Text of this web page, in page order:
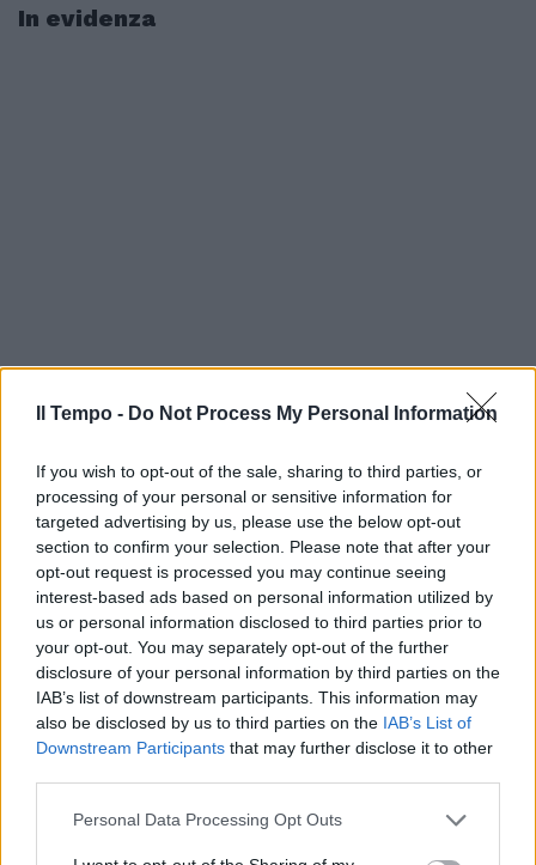
Il Tempo - Do Not Process My Personal Information
If you wish to opt-out of the sale, sharing to third parties, or
processing of your personal or sensitive information for
targeted advertising by us, please use the below opt-out
section to confirm your selection. Please note that after your
opt-out request is processed you may continue seeing
interest-based ads based on personal information utilized by
us or personal information disclosed to third parties prior to
your opt-out. You may separately opt-out of the further
disclosure of your personal information by third parties on the
IAB’s list of downstream participants. This information may
also be disclosed by us to third parties on the IAB’s List of
Downstream Participants that may further disclose it to other
Personal Data Processing Opt Outs
In evidenza